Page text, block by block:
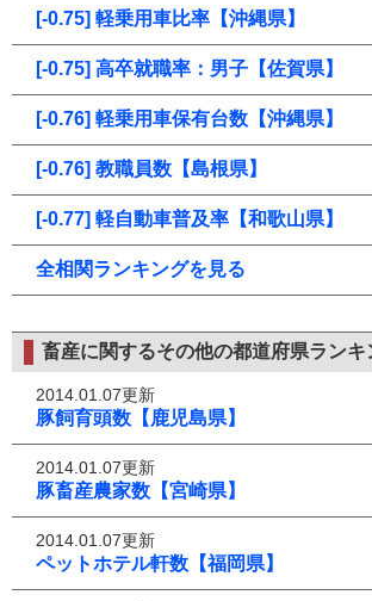
[-0.75] 軽乗用車比率【沖縄県】
[-0.75] 高卒就職率：男子【佐賀県】
[-0.76] 軽乗用車保有台数【沖縄県】
[-0.76] 教職員数【島根県】
[-0.77] 軽自動車普及率【和歌山県】
全相関ランキングを見る
畜産に関するその他の都道府県ランキ
2014.01.07更新
豚飼育頭数【鹿児島県】
2014.01.07更新
豚畜産農家数【宮崎県】
2014.01.07更新
ペットホテル軒数【福岡県】